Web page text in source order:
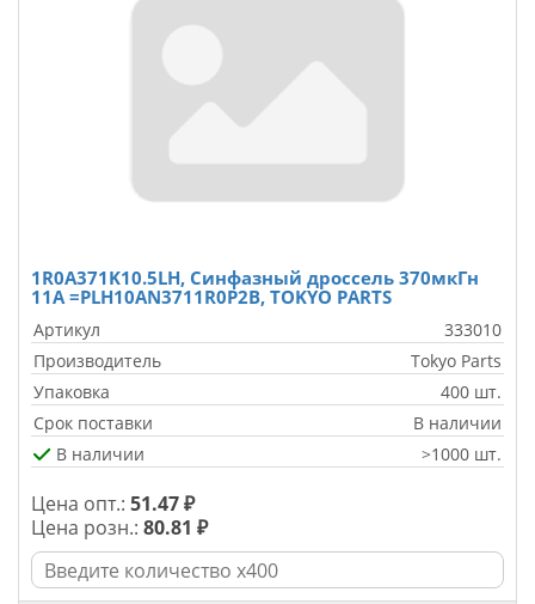
1R0A371K10.5LH, Синфазный дроссель 370мкГн
11A =PLH10AN3711R0P2B, TOKYO PARTS
Артикул
333010
Производитель
Tokyo Parts
Упаковка
400 шт.
Срок поставки
В наличии
В наличии
>1000 шт.
Цена опт.: 51.47 ₽
Цена розн.: 80.81 ₽